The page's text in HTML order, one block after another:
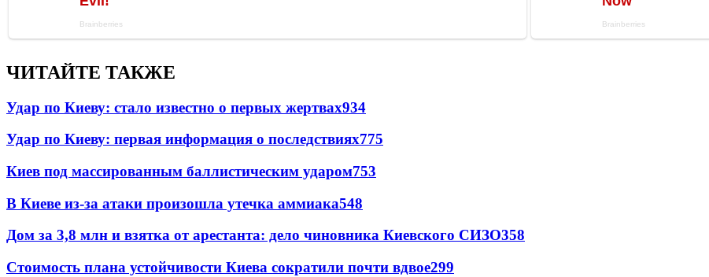
ЧИТАЙТЕ ТАКЖЕ
Удар по Киеву: стало известно о первых жертвах934
Удар по Киеву: первая информация о последствиях775
Киев под массированным баллистическим ударом753
В Киеве из-за атаки произошла утечка аммиака548
Дом за 3,8 млн и взятка от арестанта: дело чиновника Киевского СИЗО358
Стоимость плана устойчивости Киева сократили почти вдвое299